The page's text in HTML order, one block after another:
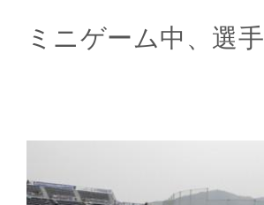
ミニゲーム中、選